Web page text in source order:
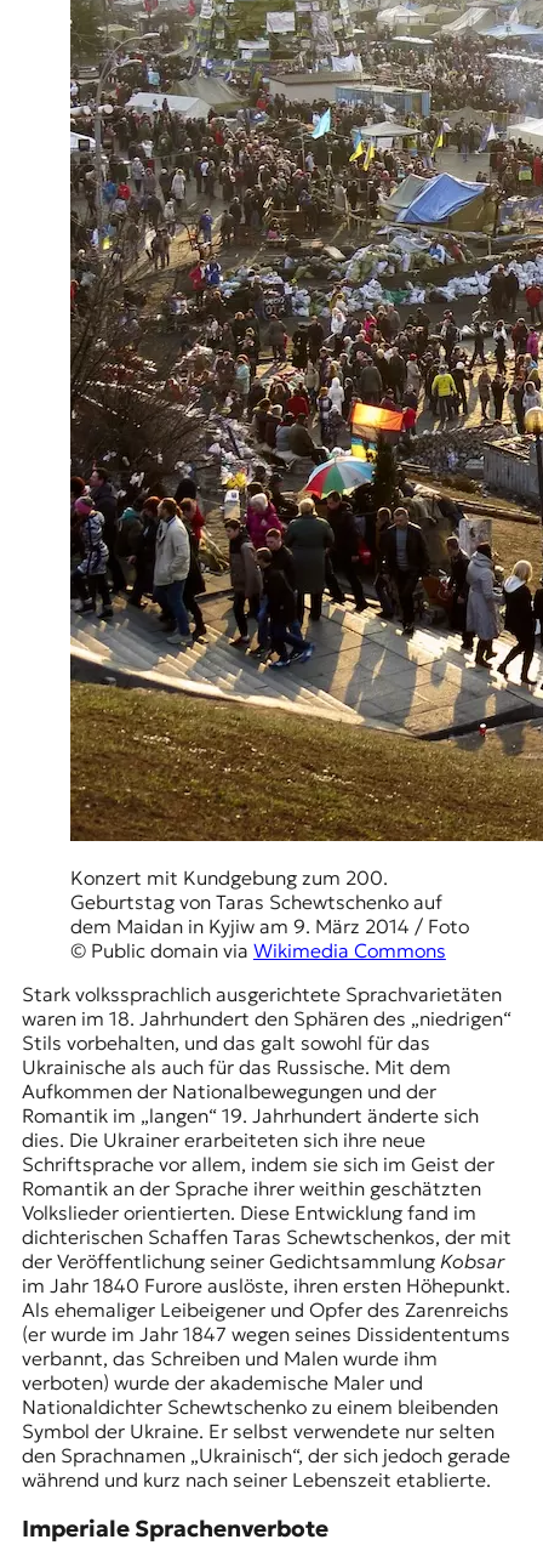
Konzert mit Kundgebung zum 200.
Geburtstag von Taras Schewtschenko auf
dem Maidan in Kyjiw am 9. März 2014 / Foto
© Public domain via Wikimedia Commons
Stark volkssprachlich ausgerichtete Sprachvarietäten
waren im 18. Jahrhundert den Sphären des „niedrigen“
Stils vorbehalten, und das galt sowohl für das
Ukrainische als auch für das Russische. Mit dem
Aufkommen der Nationalbewegungen und der
Romantik im „langen“ 19. Jahrhundert änderte sich
dies. Die Ukrainer erarbeiteten sich ihre neue
Schriftsprache vor allem, indem sie sich im Geist der
Romantik an der Sprache ihrer weithin geschätzten
Volkslieder orientierten. Diese Entwicklung fand im
dichterischen Schaffen Taras Schewtschenkos, der mit
der Veröffentlichung seiner Gedichtsammlung Kobsar
im Jahr 1840 Furore auslöste, ihren ersten Höhepunkt.
Als ehemaliger Leibeigener und Opfer des Zarenreichs
(er wurde im Jahr 1847 wegen seines Dissidententums
verbannt, das Schreiben und Malen wurde ihm
verboten) wurde der akademische Maler und
Nationaldichter Schewtschenko zu einem bleibenden
Symbol der Ukraine. Er selbst verwendete nur selten
den Sprachnamen „Ukrainisch“, der sich jedoch gerade
während und kurz nach seiner Lebenszeit etablierte.
Imperiale Sprachenverbote